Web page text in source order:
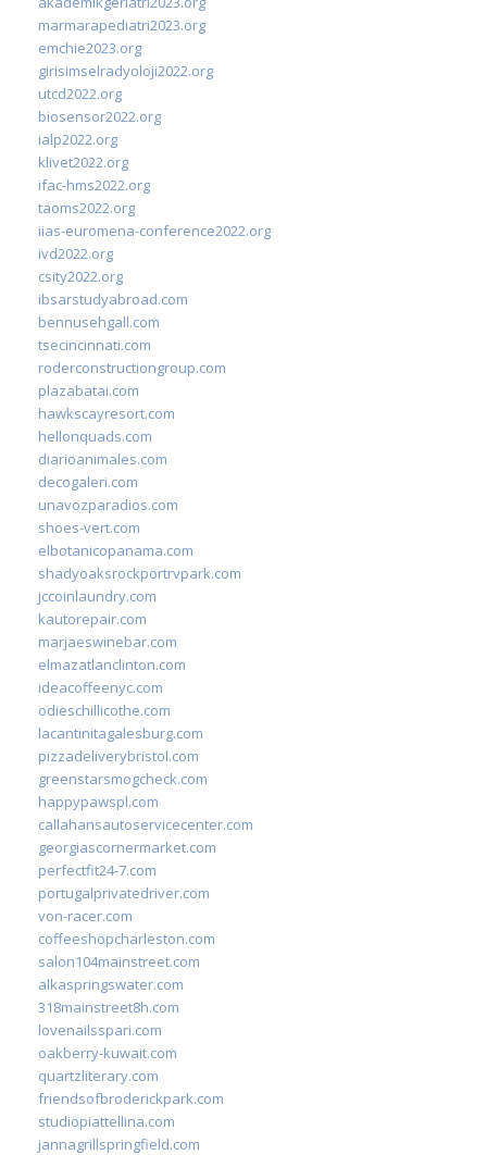
marmarapediatri2023.org
emchie2023.org
girisimselradyoloji2022.org
utcd2022.org
biosensor2022.org
ialp2022.org
klivet2022.org
ifac-hms2022.org
taoms2022.org
iias-euromena-conference2022.org
ivd2022.org
csity2022.org
ibsarstudyabroad.com
bennusehgall.com
tsecincinnati.com
roderconstructiongroup.com
plazabatai.com
hawkscayresort.com
hellonquads.com
diarioanimales.com
decogaleri.com
unavozparadios.com
shoes-vert.com
elbotanicopanama.com
shadyoaksrockportrvpark.com
jccoinlaundry.com
kautorepair.com
marjaeswinebar.com
elmazatlanclinton.com
ideacoffeenyc.com
odieschillicothe.com
lacantinitagalesburg.com
pizzadeliverybristol.com
greenstarsmogcheck.com
happypawspl.com
callahansautoservicecenter.com
georgiascornermarket.com
perfectfit24-7.com
portugalprivatedriver.com
von-racer.com
coffeeshopcharleston.com
salon104mainstreet.com
alkaspringswater.com
318mainstreet8h.com
lovenailsspari.com
oakberry-kuwait.com
quartzliterary.com
friendsofbroderickpark.com
studiopiattellina.com
jannagrillspringfield.com